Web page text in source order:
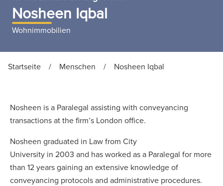
Nosheen Iqbal
Wohnimmobilien
Startseite / Menschen / Nosheen Iqbal
Nosheen is a Paralegal assisting with conveyancing
transactions at the firm’s London office.
Nosheen graduated in Law from City
University in 2003 and has worked as a Paralegal for more
than 12 years gaining an extensive knowledge of
conveyancing protocols and administrative procedures.